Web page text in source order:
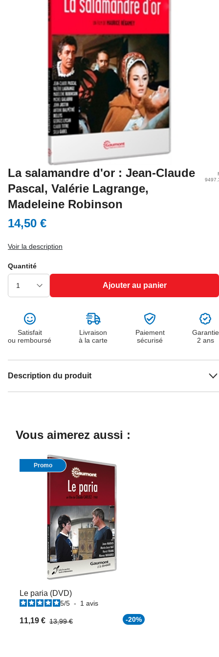
La salamandre d'or : Jean-Claude
Pascal, Valérie Lagrange,
Madeleine Robinson
14,50 €
Voir la description
Quantité
Ajouter au panier
Satisfait
ou remboursé
Livraison
à la carte
Paiement
sécurisé
Garantie
2 ans
Description du produit
Vous aimerez aussi :
Promo
Le paria (DVD)
5/5 - 1 avis
11,19 € 13,99 € -20%